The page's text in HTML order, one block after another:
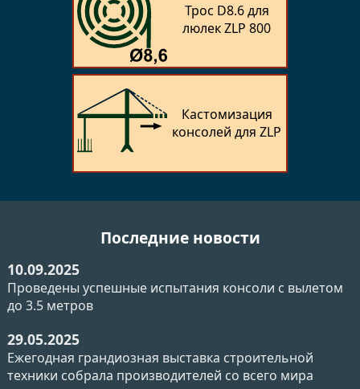
Трос D8.6 для
люлек ZLP 800
Кастомизация
консолей для ZLP
Последние новости
10.09.2025
Проведены успешные испытания консоли с вылетом
до 3.5 метров
29.05.2025
Ежегодная грандиозная выставка строительной
техники собрала производителей со всего мира